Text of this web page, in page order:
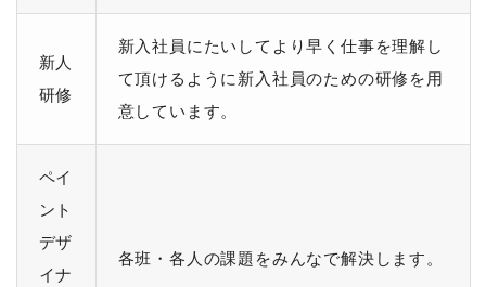
新人
研修
新入社員にたいしてより早く仕事を理解し
て頂けるように新入社員のための研修を用
意しています。
ペイ
ント
デザ
イナ
各班・各人の課題をみんなで解決します。